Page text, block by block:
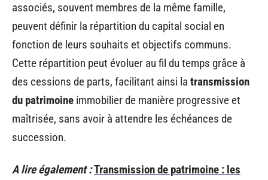
associés, souvent membres de la même famille,
peuvent définir la répartition du capital social en
fonction de leurs souhaits et objectifs communs.
Cette répartition peut évoluer au fil du temps grâce à
des cessions de parts, facilitant ainsi la transmission
du patrimoine immobilier de manière progressive et
maîtrisée, sans avoir à attendre les échéances de
succession.
A lire également :Transmission de patrimoine : les